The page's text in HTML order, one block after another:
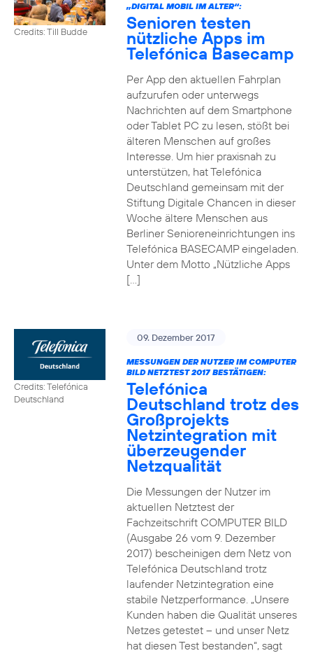
Credits: Till Budde
„DIGITAL MOBIL IM ALTER“:
Senioren testen
nützliche Apps im
Telefónica Basecamp
Per App den aktuellen Fahrplan
aufzurufen oder unterwegs
Nachrichten auf dem Smartphone
oder Tablet PC zu lesen, stößt bei
älteren Menschen auf großes
Interesse. Um hier praxisnah zu
unterstützen, hat Telefónica
Deutschland gemeinsam mit der
Stiftung Digitale Chancen in dieser
Woche ältere Menschen aus
Berliner Senioreneinrichtungen ins
Telefónica BASECAMP eingeladen.
Unter dem Motto „Nützliche Apps
[…]
Credits: Telefónica
Deutschland
09. Dezember 2017
MESSUNGEN DER NUTZER IM COMPUTER
BILD NETZTEST 2017 BESTÄTIGEN:
Telefónica
Deutschland trotz des
Großprojekts
Netzintegration mit
überzeugender
Netzqualität
Die Messungen der Nutzer im
aktuellen Netztest der
Fachzeitschrift COMPUTER BILD
(Ausgabe 26 vom 9. Dezember
2017) bescheinigen dem Netz von
Telefónica Deutschland trotz
laufender Netzintegration eine
stabile Netzperformance. „Unsere
Kunden haben die Qualität unseres
Netzes getestet – und unser Netz
hat diesen Test bestanden“, sagt